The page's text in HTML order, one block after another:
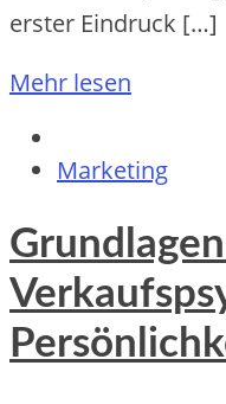
e‬rster Eindruck […]
Mehr lesen
Marketing